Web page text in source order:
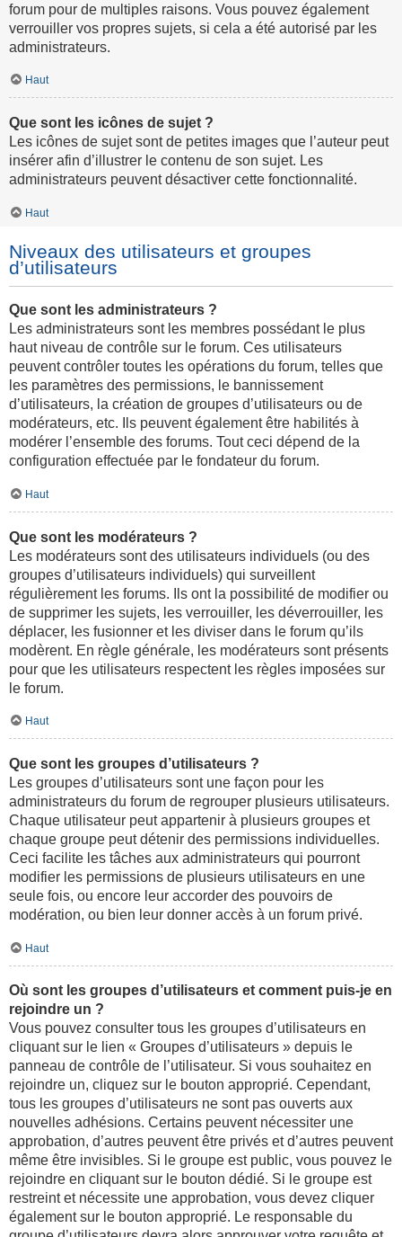
forum pour de multiples raisons. Vous pouvez également
verrouiller vos propres sujets, si cela a été autorisé par les
administrateurs.
Haut
Que sont les icônes de sujet ?
Les icônes de sujet sont de petites images que l’auteur peut
insérer afin d’illustrer le contenu de son sujet. Les
administrateurs peuvent désactiver cette fonctionnalité.
Haut
Niveaux des utilisateurs et groupes
d’utilisateurs
Que sont les administrateurs ?
Les administrateurs sont les membres possédant le plus
haut niveau de contrôle sur le forum. Ces utilisateurs
peuvent contrôler toutes les opérations du forum, telles que
les paramètres des permissions, le bannissement
d’utilisateurs, la création de groupes d’utilisateurs ou de
modérateurs, etc. Ils peuvent également être habilités à
modérer l’ensemble des forums. Tout ceci dépend de la
configuration effectuée par le fondateur du forum.
Haut
Que sont les modérateurs ?
Les modérateurs sont des utilisateurs individuels (ou des
groupes d’utilisateurs individuels) qui surveillent
régulièrement les forums. Ils ont la possibilité de modifier ou
de supprimer les sujets, les verrouiller, les déverrouiller, les
déplacer, les fusionner et les diviser dans le forum qu’ils
modèrent. En règle générale, les modérateurs sont présents
pour que les utilisateurs respectent les règles imposées sur
le forum.
Haut
Que sont les groupes d’utilisateurs ?
Les groupes d’utilisateurs sont une façon pour les
administrateurs du forum de regrouper plusieurs utilisateurs.
Chaque utilisateur peut appartenir à plusieurs groupes et
chaque groupe peut détenir des permissions individuelles.
Ceci facilite les tâches aux administrateurs qui pourront
modifier les permissions de plusieurs utilisateurs en une
seule fois, ou encore leur accorder des pouvoirs de
modération, ou bien leur donner accès à un forum privé.
Haut
Où sont les groupes d’utilisateurs et comment puis-je en
rejoindre un ?
Vous pouvez consulter tous les groupes d’utilisateurs en
cliquant sur le lien « Groupes d’utilisateurs » depuis le
panneau de contrôle de l’utilisateur. Si vous souhaitez en
rejoindre un, cliquez sur le bouton approprié. Cependant,
tous les groupes d’utilisateurs ne sont pas ouverts aux
nouvelles adhésions. Certains peuvent nécessiter une
approbation, d’autres peuvent être privés et d’autres peuvent
même être invisibles. Si le groupe est public, vous pouvez le
rejoindre en cliquant sur le bouton dédié. Si le groupe est
restreint et nécessite une approbation, vous devez cliquer
également sur le bouton approprié. Le responsable du